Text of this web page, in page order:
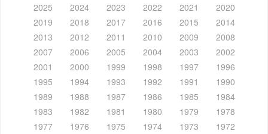
2025
2024 2023 2022 2021
2020
2019
2018 2017 2016 2015
2014
2013
2012 2011 2010 2009
2008
2007
2006 2005 2004 2003
2002
2001
2000 1999 1998 1997
1996
1995
1994 1993 1992 1991
1990
1989
1988 1987 1986 1985
1984
1983
1982 1981 1980 1979
1978
1977
1976 1975 1974 1973
1972